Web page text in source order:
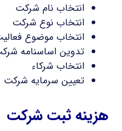
انتخاب نام شرکت
انتخاب نوع شرکت
انتخاب موضوع
تدوین اساسنامه
انتخاب شرکاء
تعیین سرمایه شرکت
هزینه ثبت شرکت